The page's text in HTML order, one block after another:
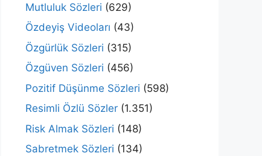
Mutluluk Sözleri (629)
Özdeyiş Videoları (43)
Özgürlük Sözleri (315)
Özgüven Sözleri (456)
Pozitif Düşünme Sözleri (598)
Resimli Özlü Sözler (1.351)
Risk Almak Sözleri (148)
Sabretmek Sözleri (134)